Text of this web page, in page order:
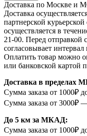
Доставка по Москве и
Доставка
партнерской
осуществляется в
21-00. Перед отправкой
согласовывает
Оплатить товар можно
или банковской картой
Доставка в пределах
Сумма заказа от 1000₽
Сумма заказа от 3000₽
До 5 км за МКАД:
Сумма заказа от 1000₽